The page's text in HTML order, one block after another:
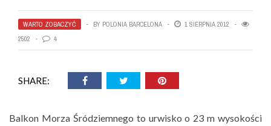
WARTO ZOBACZYĆ BY POLONIA BARCELONA
1 SIERPNIA 2012
2502
4
SHARE:
Balkon Morza Śródziemnego to urwisko o 23 m wysokości